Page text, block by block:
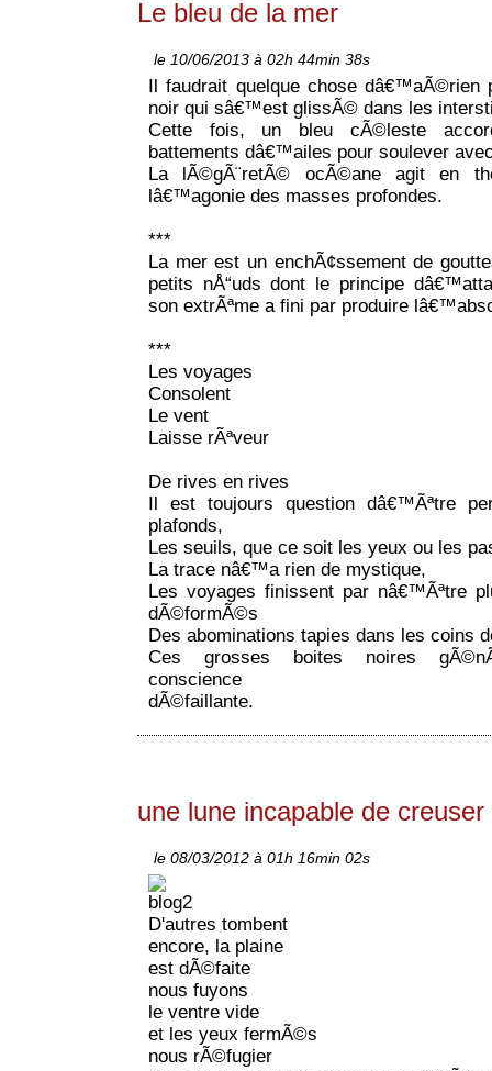
Le bleu de la mer
le 10/06/2013 à 02h 44min 38s
Il faudrait quelque chose dâ€™aÃ©rien
noir qui sâ€™est glissÃ© dans les
Cette fois, un bleu cÃ©leste
battements dâ€™ailes pour soulever
La lÃ©gÃ¨retÃ© ocÃ©ane agit en
lâ€™agonie des masses profondes.
***
La mer est un enchÃ¢ssement de
petits nÅ“uds dont le principe
son extrÃªme a fini par produire
***
Les voyages
Consolent
Le vent
Laisse rÃªveur
De rives en rives
Il est toujours question dâ€™Ãªtre
plafonds,
Les seuils, que ce soit les yeux ou les
La trace nâ€™a rien de mystique,
Les voyages finissent par nâ€™Ãªtre
dÃ©formÃ©s
Des abominations tapies dans les coins
Ces grosses boites noires
conscience
dÃ©faillante.
une lune incapable de creuser
le 08/03/2012 à 01h 16min 02s
D'autres tombent
encore, la plaine
est dÃ©faite
nous fuyons
le ventre vide
et les yeux fermÃ©s
nous rÃ©fugier